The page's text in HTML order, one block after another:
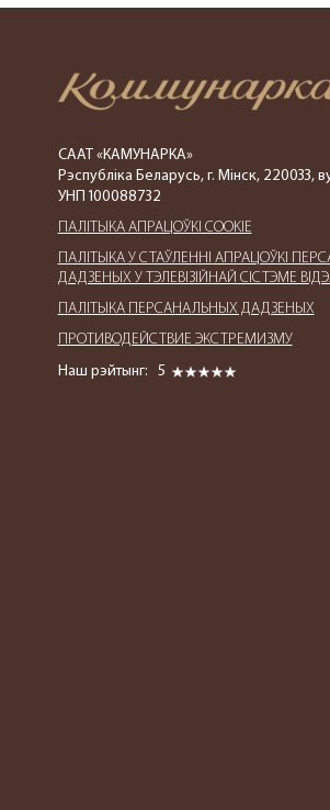
СААТ «КАМУНАРКА»
Рэспубліка Беларусь, г. Мінск, 220033,
УНП 100088732
ПАЛIТЫКА АПРАЦОЎКІ COOKIE
ПАЛIТЫКА У СТАЎЛЕННІ АПРАЦОЎКІ
ДАДЗЕНЫХ У ТЭЛЕВІЗІЙНАЙ СІСТЭМЕ
ПАЛIТЫКА ПЕРСАНАЛЬНЫХ ДАДЗЕНЫХ
ПРОТИВОДЕЙСТВИЕ ЭКСТРЕМИЗМУ
Наш рэйтынг:
5